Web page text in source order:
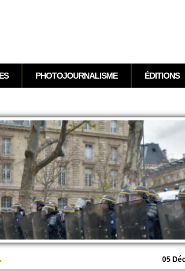
05
PHOTOJOURNALISME ÉDITIONS